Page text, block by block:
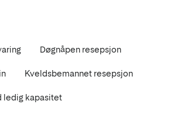
Døgnåpen resepsjon
Kveldsbemannet resepsjon
ledig kapasitet